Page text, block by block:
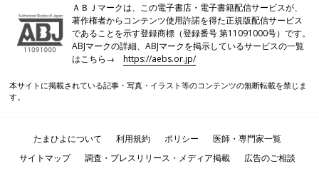
ＡＢＪマークは、この電子書店・電子書籍配信サービスが、
著作権者からコンテンツ使用許諾を得た正規版配信サービス
であることを示す登録商標（登録番号 第11091000号）です。
ABJマークの詳細、ABJマークを掲示しているサービスの一覧
はこちら→https://aebs.or.jp/
本サイトに掲載されている記事・写真・イラスト等のコンテンツの無断転載を禁じま
す。
たまひよについて 利用規約 ポリシー
医師・専門家一覧
サイトマップ
調査・プレスリリース・メディア掲載
広告のご相談